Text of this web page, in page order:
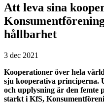
Att leva sina
hållbarhet
3 dec 2021
Kooperationer över hela
sju kooperativa principerna.
och upplysning är den femte
starkt i KfS,